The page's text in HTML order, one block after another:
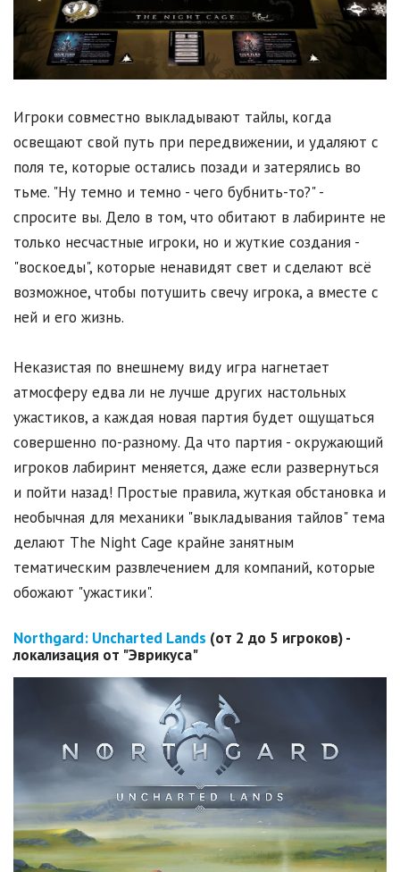
Игроки совместно выкладывают тайлы, когда
освещают свой путь при передвижении, и удаляют с
поля те, которые остались позади и затерялись во
тьме. "Ну темно и темно - чего бубнить-то?" -
спросите вы. Дело в том, что обитают в лабиринте не
только несчастные игроки, но и жуткие создания -
"воскоеды", которые ненавидят свет и сделают всё
возможное, чтобы потушить свечу игрока, а вместе с
ней и его жизнь.
Неказистая по внешнему виду игра нагнетает
атмосферу едва ли не лучше других настольных
ужастиков, а каждая новая партия будет ощущаться
совершенно по-разному. Да что партия - окружающий
игроков лабиринт меняется, даже если развернуться
и пойти назад! Простые правила, жуткая обстановка и
необычная для механики "выкладывания тайлов" тема
делают The Night Cage крайне занятным
тематическим развлечением для компаний, которые
обожают "ужастики".
Northgard: Uncharted Lands (от 2 до 5 игроков) -
локализация от "Эврикуса"